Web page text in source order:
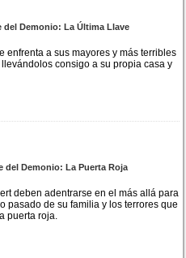
del Demonio: La Última Llave
enfrenta a sus mayores y más terribles
consigo a su propia casa y
del Demonio: La Puerta Roja
deben adentrarse en el más allá para
pasado de su familia y los terrores que
puerta roja.